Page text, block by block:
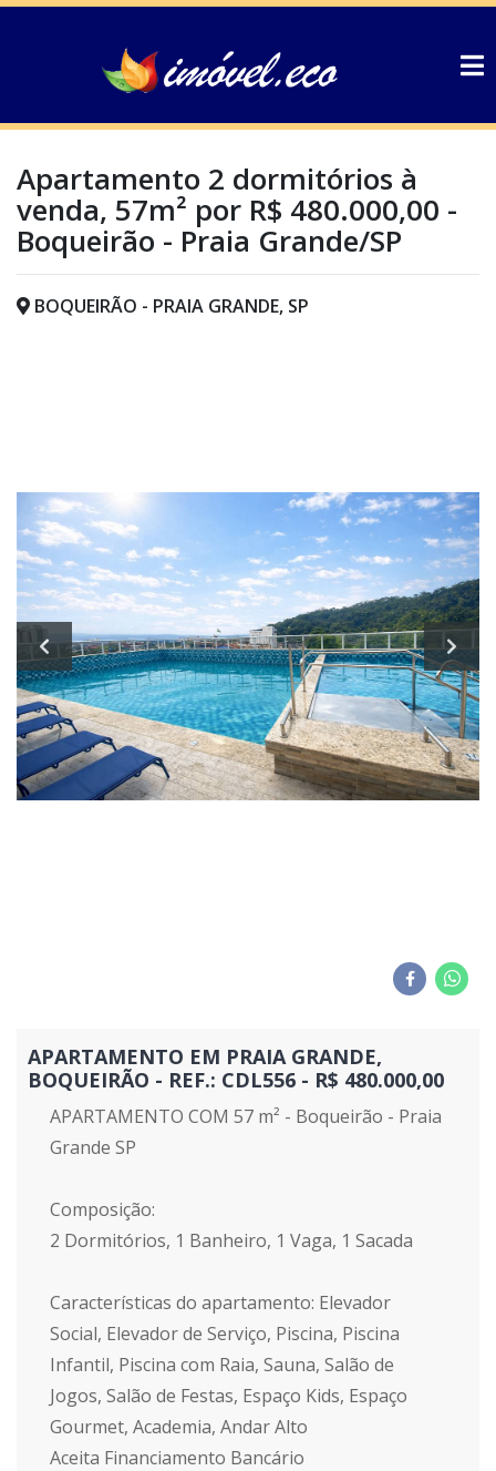
Apartamento 2 dormitórios à
venda, 57m² por R$ 480.000,00 -
Boqueirão - Praia Grande/SP
BOQUEIRÃO - PRAIA GRANDE, SP
APARTAMENTO EM PRAIA GRANDE,
BOQUEIRÃO - REF.: CDL556 - R$ 480.000,00
APARTAMENTO COM 57 m² - Boqueirão - Praia
Grande SP
Composição:
2 Dormitórios, 1 Banheiro, 1 Vaga, 1 Sacada
Características do apartamento: Elevador
Social, Elevador de Serviço, Piscina, Piscina
Infantil, Piscina com Raia, Sauna, Salão de
Jogos, Salão de Festas, Espaço Kids, Espaço
Gourmet, Academia, Andar Alto
Aceita Financiamento Bancário